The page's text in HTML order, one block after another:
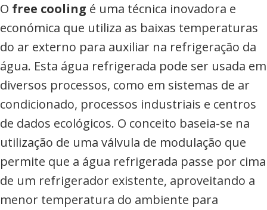
O free cooling é uma técnica inovadora e
económica que utiliza as baixas temperaturas
do ar externo para auxiliar na refrigeração da
água. Esta água refrigerada pode ser usada em
diversos processos, como em sistemas de ar
condicionado, processos industriais e centros
de dados ecológicos. O conceito baseia-se na
utilização de uma válvula de modulação que
permite que a água refrigerada passe por cima
de um refrigerador existente, aproveitando a
menor temperatura do ambiente para